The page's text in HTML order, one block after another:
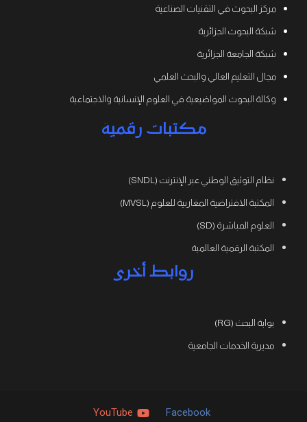
مركز البحوث في التقنيات الصناعية
شبكة البحوث الجزائرية
شبكة الجامعة الجزائرية
مجال التعليم العالي والبحث العلمي
وكالة البحوث المواضيعية في العلوم الإنسانية والاجتماعية
مكتبات رقمية
نظام التوثيق الوطني عبر الإنترنت (SNDL)
المكتبة الافتراضية المغاربية للعلوم (MVSL)
العلوم المباشرة (SD)
المكتبة الرقمية العالمية
روابط أخرى
بوابة البحث (RG)
مديرية الخدمات الجامعية
Facebook
YouTube